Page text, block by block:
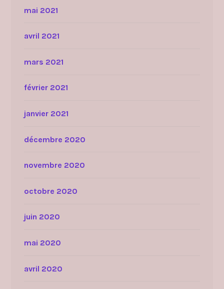
mai 2021
avril 2021
mars 2021
février 2021
janvier 2021
décembre 2020
novembre 2020
octobre 2020
juin 2020
mai 2020
avril 2020